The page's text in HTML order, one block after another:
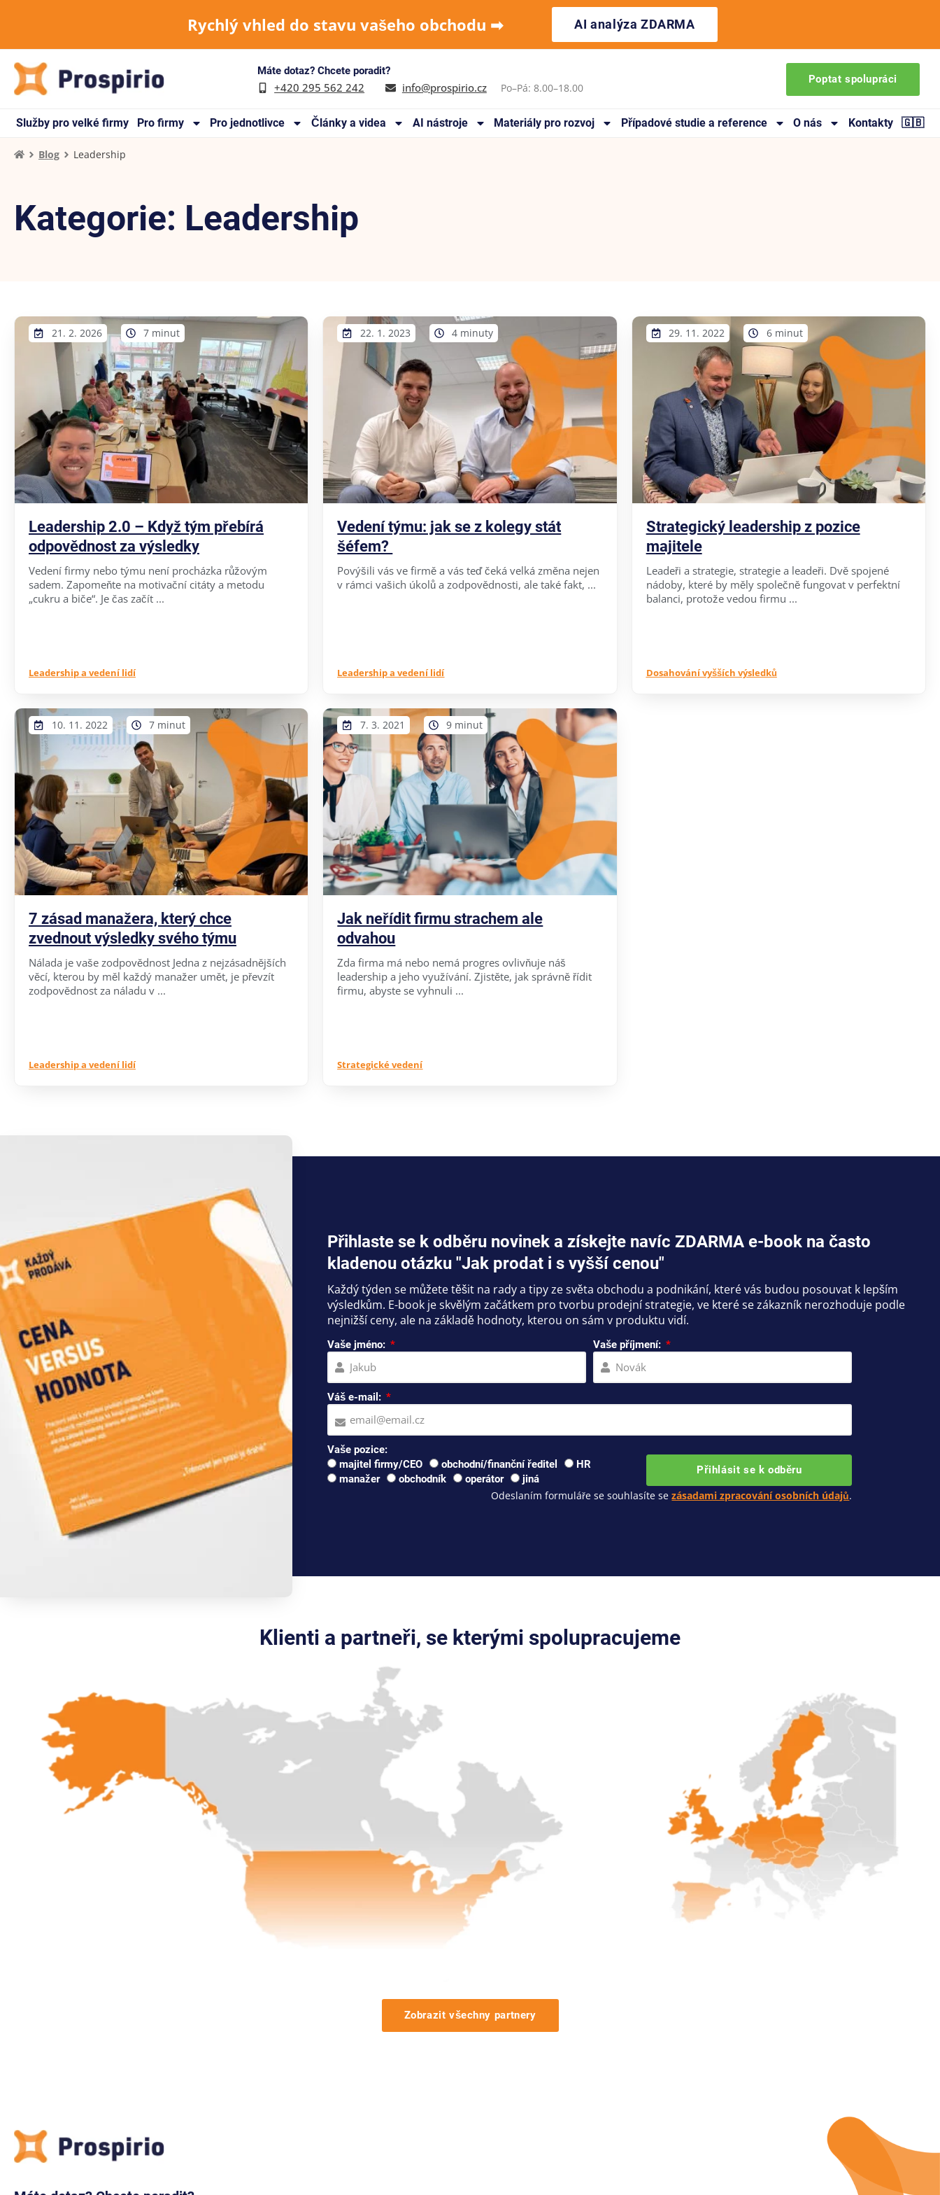
Rychlý vhled do stavu vašeho obchodu ➡︎ AI analýza ZDARMA
Máte dotaz? Chcete poradit?
+420 295 562 242 info@prospirio.cz Po–Pá: 8.00–18.00
Poptat spolupráci
Služby pro velké firmy Pro firmy Pro jednotlivce Články a videa AI nástroje Materiály pro rozvoj Případové studie a reference O nás Kontakty 🇬🇧
Blog Leadership
Kategorie: Leadership
21. 2. 2026 7 minut
Leadership 2.0 – Když tým přebírá
odpovědnost za výsledky
Vedení firmy nebo týmu není procházka růžovým
sadem. Zapomeňte na motivační citáty a metodu
„cukru a biče“. Je čas začít ...
Leadership a vedení lidí
22. 1. 2023 4 minuty
Vedení týmu: jak se z kolegy stát
šéfem?
Povýšili vás ve firmě a vás teď čeká velká změna nejen
v rámci vašich úkolů a zodpovědnosti, ale také fakt, ...
Leadership a vedení lidí
29. 11. 2022 6 minut
Strategický leadership z pozice
majitele
Leadeři a strategie, strategie a leadeři. Dvě spojené
nádoby, které by měly společně fungovat v perfektní
balanci, protože vedou firmu ...
Dosahování vyšších výsledků
10. 11. 2022 7 minut
7 zásad manažera, který chce
zvednout výsledky svého týmu
Nálada je vaše zodpovědnost Jedna z nejzásadnějších
věcí, kterou by měl každý manažer umět, je převzít
zodpovědnost za náladu v ...
Leadership a vedení lidí
7. 3. 2021 9 minut
Jak neřídit firmu strachem ale
odvahou
Zda firma má nebo nemá progres ovlivňuje náš
leadership a jeho využívání. Zjistěte, jak správně řídit
firmu, abyste se vyhnuli ...
Strategické vedení
Přihlaste se k odběru novinek a získejte navíc ZDARMA e-book na často
kladenou otázku "Jak prodat i s vyšší cenou"
Každý týden se můžete těšit na rady a tipy ze světa obchodu a podnikání, které vás budou posouvat k lepším
výsledkům. E-book je skvělým začátkem pro tvorbu prodejní strategie, ve které se zákazník nerozhoduje podle
nejnižší ceny, ale na základě hodnoty, kterou on sám v produktu vidí.
Vaše jméno: Vaše příjmení:
Váš e-mail:
Vaše pozice:
majitel firmy/CEO
obchodní/finanční ředitel
HR
manažer
obchodník operátor jiná
Přihlásit se k odběru
Odeslaním formuláře se souhlasíte sezásadami zpracování osobních údajů.
Klienti a partneři, se kterými spolupracujeme
Zobrazit všechny partnery